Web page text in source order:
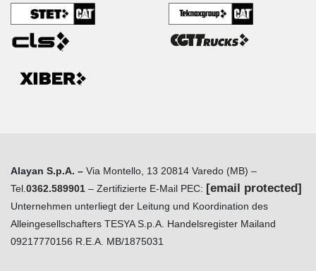
Alayan S.p.A. – Via Montello, 13 20814 Varedo (MB) –
Tel. 0362.589901 – Zertifizierte E-Mail PEC: [email protected]
Unternehmen unterliegt der Leitung und Koordination des
Alleingesellschafters TESYA S.p.A. Handelsregister Mailand
09217770156 R.E.A. MB/1875031